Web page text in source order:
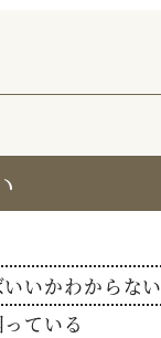
いかわからない
ている